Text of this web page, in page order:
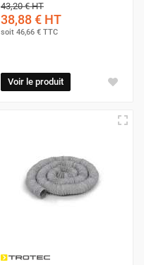
43,20 €HT
38,88 € HT
soit 46,66 € TTC
Voir le produit